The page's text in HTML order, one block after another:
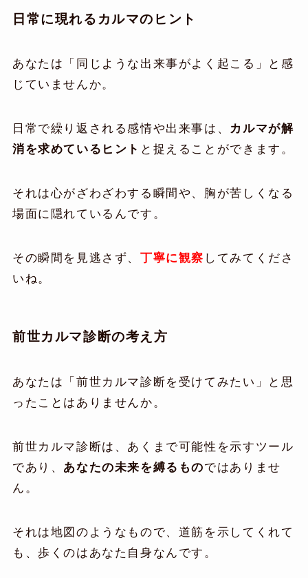
日常に現れるカルマのヒント
あなたは「同じような出来事がよく起こる」と感
じていませんか。
日常で繰り返される感情や出来事は、 カルマが解
消を求めているヒント と捉えることができます。
それは心がざわざわする瞬間や、胸が苦しくなる
場面に隠れているんです。
その瞬間を見逃さず、丁寧に観察 してみてくださ
いね。
前世カルマ診断の考え方
あなたは「前世カルマ診断を受けてみたい」と思
ったことはありませんか。
前世カルマ診断は、あくまで可能性を示すツール
であり、 あなたの未来を縛るものではありませ
ん。
それは地図のようなもので、道筋を示してくれて
も、歩くのはあなた自身なんです。